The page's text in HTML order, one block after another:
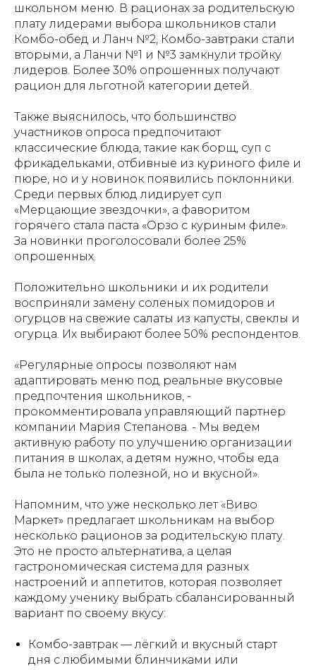
школьном меню. В рационах за родительскую
плату лидерами выбора школьников стали
Комбо-обед и Ланч №2, Комбо-завтраки стали
вторыми, а Ланчи №1 и №3 замкнули тройку
лидеров. Более 30% опрошенных получают
рацион для льготной категории детей.
Также выяснилось, что большинство
участников опроса предпочитают
классические блюда, такие как борщ, суп с
фрикадельками, отбивные из куриного филе и
пюре, но и у новинок появились поклонники.
Среди первых блюд лидирует суп
«Мерцающие звездочки», а фаворитом
горячего стала паста «Орзо с куриным филе».
За новинки проголосовали более 25%
опрошенных.
Положительно школьники и их родители
восприняли замену соленых помидоров и
огурцов на свежие салаты из капусты, свеклы и
огурца. Их выбирают более 50% респондентов.
«Регулярные опросы позволяют нам
адаптировать меню под реальные вкусовые
предпочтения школьников, -
прокомментировала управляющий партнер
компании Мария Степанова. - Мы ведем
активную работу по улучшению организации
питания в школах, а детям нужно, чтобы еда
была не только полезной, но и вкусной».
Напомним, что уже несколько лет «Виво
Маркет» предлагает школьникам на выбор
несколько рационов за родительскую плату.
Это не просто альтернатива, а целая
гастрономическая система для разных
настроений и аппетитов, которая позволяет
каждому ученику выбрать сбалансированный
вариант по своему вкусу:
Комбо-завтрак — лёгкий и вкусный старт
дня с любимыми блинчиками или